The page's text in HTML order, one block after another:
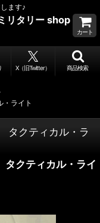
ます♪
リタリー shop
カート
X（旧Twitter） 商品検索
・ライト
クティカル・ラ
クティカル・ライ